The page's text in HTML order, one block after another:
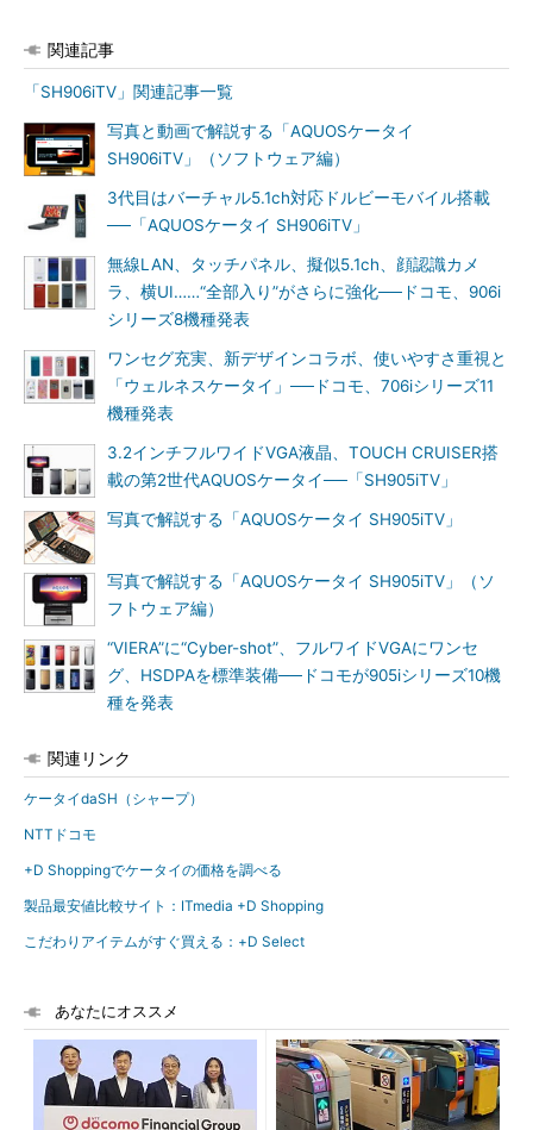
関連記事
「SH906iTV」関連記事一覧
写真と動画で解説する「AQUOSケータイ
SH906iTV」（ソフトウェア編）
3代目はバーチャル5.1ch対応ドルビーモバイル搭載
──「AQUOSケータイ SH906iTV」
無線LAN、タッチパネル、擬似5.1ch、顔認識カメ
ラ、横UI……“全部入り”がさらに強化──ドコモ、906i
シリーズ8機種発表
ワンセグ充実、新デザインコラボ、使いやすさ重視と
「ウェルネスケータイ」──ドコモ、706iシリーズ11
機種発表
3.2インチフルワイドVGA液晶、TOUCH CRUISER搭
載の第2世代AQUOSケータイ──「SH905iTV」
写真で解説する「AQUOSケータイ SH905iTV」
写真で解説する「AQUOSケータイ SH905iTV」（ソ
フトウェア編）
“VIERA”に“Cyber-shot”、フルワイドVGAにワンセ
グ、HSDPAを標準装備──ドコモが905iシリーズ10機
種を発表
関連リンク
ケータイdaSH（シャープ）
NTTドコモ
+D Shoppingでケータイの価格を調べる
製品最安値比較サイト：ITmedia +D Shopping
こだわりアイテムがすぐ買える：+D Select
あなたにオススメ